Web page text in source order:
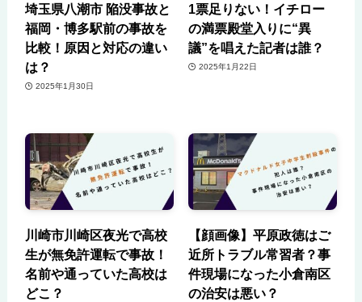
埼玉県八潮市 陥没事故と
福岡・博多駅前の事故を
比較！原因と対応の違い
は？
2025年1月30日
1票足りない！イチロー
の満票殿堂入りに“異
議”を唱えた記者は誰？
2025年1月22日
川崎市川崎区夜光で高校
生が無免許運転で事故！
名前や通っていた高校は
どこ？
【顔画像】平原政徳はご
近所トラブル常習者？事
件現場になった小倉南区
の治安は悪い？